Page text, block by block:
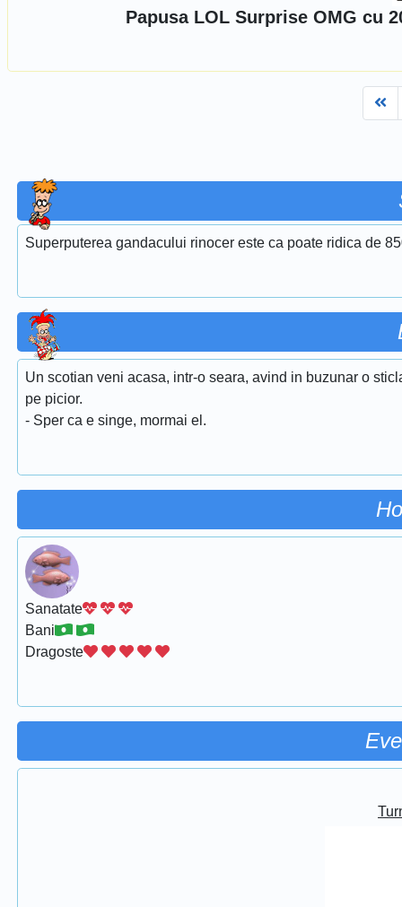
Papusa LOL Surprise OMG cu
Superputerea gandacului rinocer este ca poate ridica de
Un scotian veni acasa, intr-o seara, avind in buzunar o
pe picior.
- Sper ca e singe, mormai el.
Sanatate
Bani
Dragoste